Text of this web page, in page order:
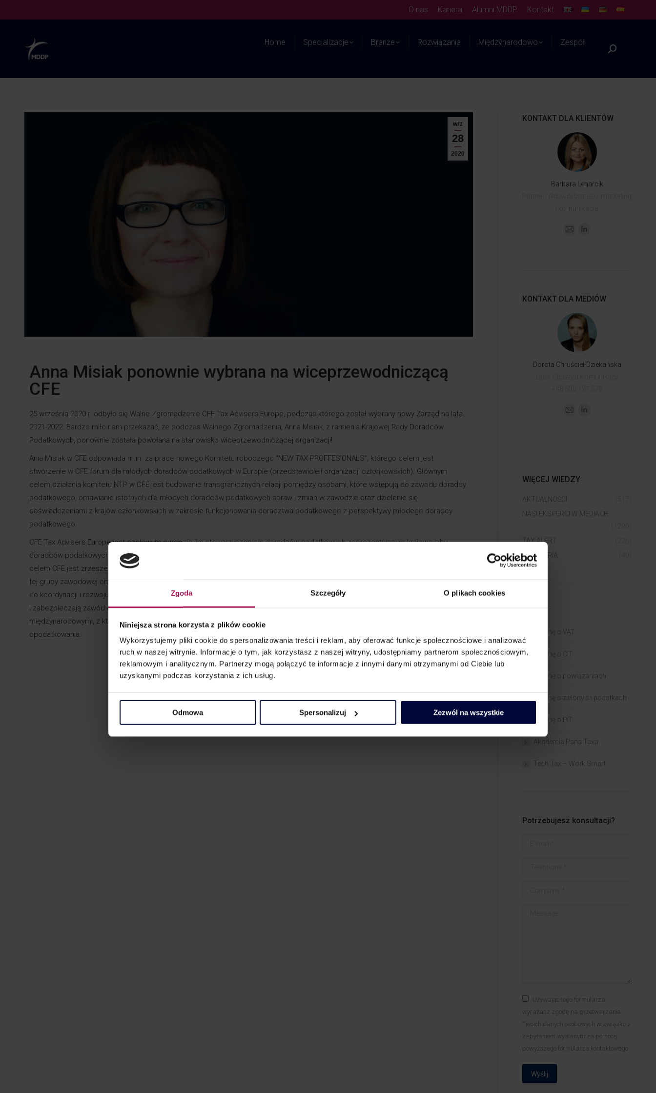
Zgoda Szczegóły O plikach cookies
Niniejsza strona korzysta z plików cookie
Wykorzystujemy pliki cookie do spersonalizowania treści i reklam, aby oferować funkcje społecznościowe i analizować
ruch w naszej witrynie. Informacje o tym, jak korzystasz z naszej witryny, udostępniamy partnerom społecznościowym,
reklamowym i analitycznym. Partnerzy mogą połączyć te informacje z innymi danymi otrzymanymi od Ciebie lub
uzyskanymi podczas korzystania z ich usług.
Odmowa Spersonalizuj Zezwól na wszystkie
O nas Kariera Alumni MDDP Kontakt
Home Specjalizacje Branże Rozwiązania Międzynarodowo Zespół
wrz
28
2020
Anna Misiak ponownie wybrana na wiceprzewodniczącą
CFE
25 września 2020 r. odbyło się Walne Zgromadzenie CFE Tax Advisers Europe, podczas którego został wybrany nowy Zarząd na lata
2021-2022. Bardzo miło nam przekazać, że podczas Walnego Zgromadzenia, Anna Misiak , z ramienia Krajowej Rady Doradców
Podatkowych, ponownie została powołana na stanowisko wiceprzewodniczącej organizacji!
Ania Misiak w CFE odpowiada m.in. za prace nowego Komitetu roboczego “NEW TAX PROFFESIONALS”, którego celem jest
stworzenie w CFE forum dla młodych doradców podatkowych w Europie (przedstawicieli organizacji członkowskich). Głównym
celem działania komitetu NTP w CFE jest budowanie transgranicznych relacji pomiędzy osobami, które wstępują do zawodu doradcy
podatkowego, omawianie istotnych dla młodych doradców podatkowych spraw i zmian w zawodzie oraz dzielenie się
doświadczeniami z krajów członkowskich w zakresie funkcjonowania doradztwa podatkowego z perspektywy młodego doradcy
podatkowego.
CFE Tax Advisers Europejest czołowym europejskim stowarzyszeniem doradców podatkowych, reprezentującym krajowe izby
doradców podatkowych oraz instytuty podatkowe. Od 61 lat organizacja zrzesza organizacje z 24 krajów europejskich. Głównym
celem CFE jest zrzeszenie wszelkich organizacji doradców podatkowych ze wszystkich państw europejskich, obrona interesów
tej grupy zawodowej oraz zapewnienie odpowiedniej jakości usług świadczonych przez doradców podatkowych. CFE dąży
do koordynacji i rozwoju prawa podatkowego w Europie oraz promuje koordynację przepisów krajowych, które regulują
i zabezpieczają zawód doradcy podatkowego. CFE współpracuje z Komisją Europejską, OECD i innymi instytucjami
międzynarodowymi, z którymi dzieli się opiniami dotyczącymi projektowanych rozwiązań podatkowych we wszystkich obszarach
opodatkowania.
KONTAKT DLA KLIENTÓW
Barbara Lenarcik
KONTAKT DLA MEDIÓW
Dorota Chruściel-Dziekańska
WIĘCEJ WIEDZY
AKTUALNOŚCI
NASI EKSPERCI W MEDIACH
TAX ALERT
WEBINARIA
Trochę o VAT
Trochę o CIT
Trochę o powiązaniach​
Trochę o zielonych podatkach
Trochę o PIT
Akademia Pana Taxa
Tech Tax – Work Smart
Potrzebujesz konsultacji?
Używając tego formularza
wyrażasz zgodę na przetwarzanie
Twoich danych osobowych w związku z
zapytaniem wysłanym za pomocą
powyższego formularza kontaktowego
Wyślij